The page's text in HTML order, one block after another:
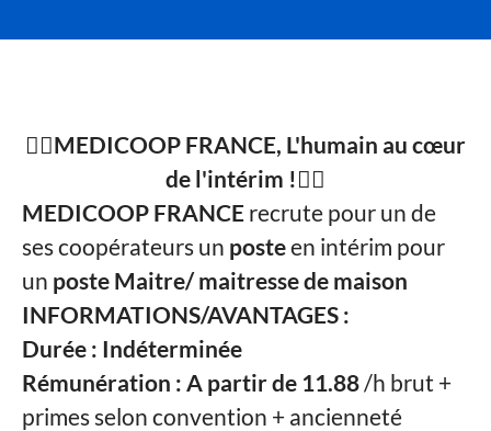
👩‍⚕️MEDICOOP FRANCE, L'humain au cœur
de l'intérim !👩‍⚕️
MEDICOOP FRANCE recrute pour un de
ses coopérateurs un posteen intérim pour
un poste Maitre/ maitresse de maison
INFORMATIONS/AVANTAGES :
Durée : Indéterminée
Rémunération : A partir de 11.88/h brut +
primes selon convention + ancienneté